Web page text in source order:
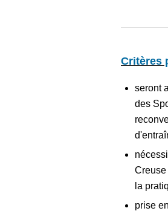
Critères
seront
des
Creuse
la
prise